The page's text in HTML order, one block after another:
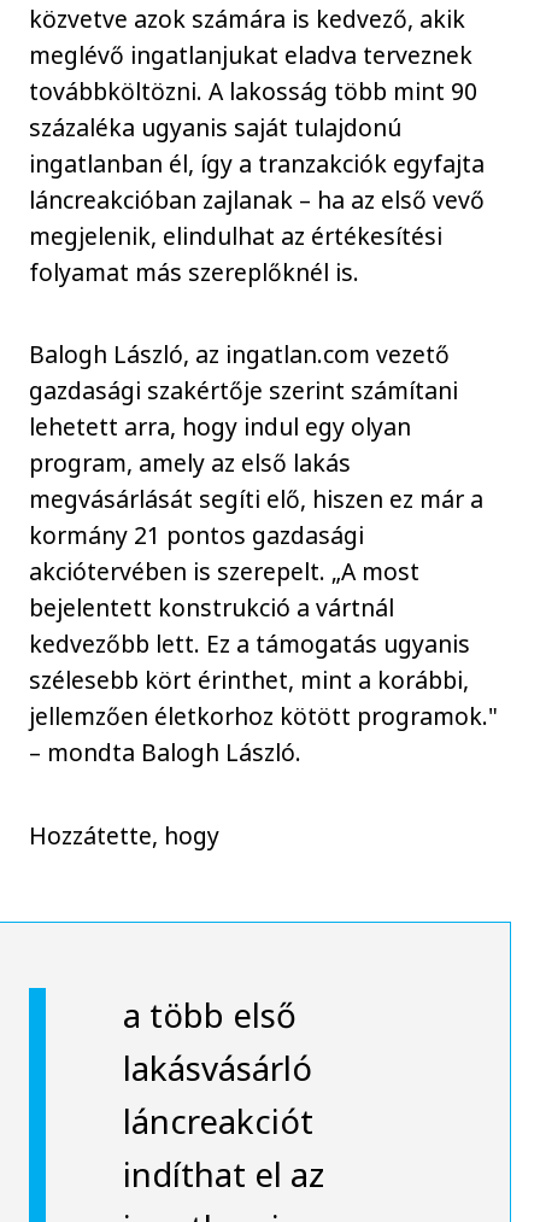
közvetve azok számára is kedvező, akik
meglévő ingatlanjukat eladva terveznek
továbbköltözni. A lakosság több mint 90
százaléka ugyanis saját tulajdonú
ingatlanban él, így a tranzakciók egyfajta
láncreakcióban zajlanak – ha az első vevő
megjelenik, elindulhat az értékesítési
folyamat más szereplőknél is.
Balogh László, az ingatlan.com vezető
gazdasági szakértője szerint számítani
lehetett arra, hogy indul egy olyan
program, amely az első lakás
megvásárlását segíti elő, hiszen ez már a
kormány 21 pontos gazdasági
akciótervében is szerepelt. „A most
bejelentett konstrukció a vártnál
kedvezőbb lett. Ez a támogatás ugyanis
szélesebb kört érinthet, mint a korábbi,
jellemzően életkorhoz kötött programok."
– mondta Balogh László.
Hozzátette, hogy
a több első
lakásvásárló
láncreakciót
indíthat el az